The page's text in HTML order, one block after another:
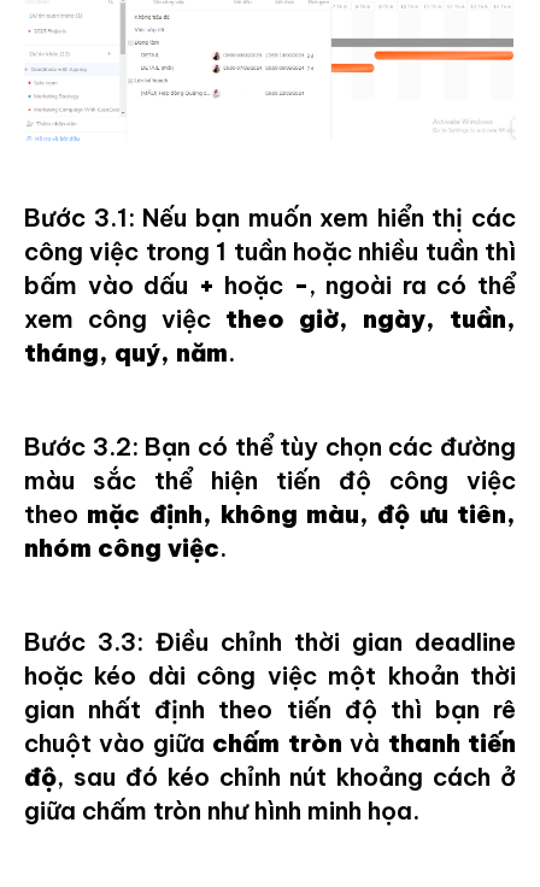
Bước 3.1: Nếu bạn muốn xem hiển thị các
công việc trong 1 tuần hoặc nhiều tuần thì
bấm vào dấu + hoặc -, ngoài ra có thể
xem công việc theo giờ, ngày, tuần,
tháng, quý, năm.
Bước 3.2: Bạn có thể tùy chọn các đường
màu sắc thể hiện tiến độ công việc
theo mặc định, không màu, độ ưu tiên,
nhóm công việc.
Bước 3.3: Điều chỉnh thời gian deadline
hoặc kéo dài công việc một khoản thời
gian nhất định theo tiến độ thì bạn rê
chuột vào giữa chấm tròn và thanh tiến
độ, sau đó kéo chỉnh nút khoảng cách ở
giữa chấm tròn như hình minh họa.